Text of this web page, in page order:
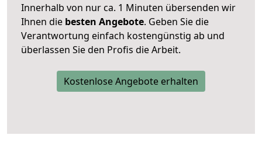
Innerhalb von nur ca. 1 Minuten übersenden wir
Ihnen die besten Angebote. Geben Sie die
Verantwortung einfach kostengünstig ab und
überlassen Sie den Profis die Arbeit.
Kostenlose Angebote erhalten